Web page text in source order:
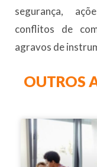
segurança,
conflitos de
agravos de
OUTROS